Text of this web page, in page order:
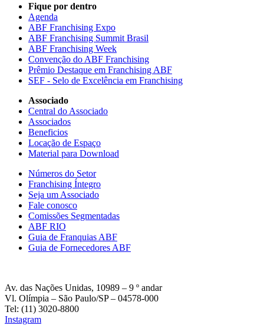
Fique por dentro
Agenda
ABF Franchising Expo
ABF Franchising Summit Brasil
ABF Franchising Week
Convenção do ABF Franchising
Prêmio Destaque em Franchising ABF
SEF - Selo de Excelência em Franchising
Associado
Central do Associado
Associados
Beneficios
Locação de Espaço
Material para Download
Números do Setor
Franchising Íntegro
Seja um Associado
Fale conosco
Comissões Segmentadas
ABF RIO
Guia de Franquias ABF
Guia de Fornecedores ABF
Av. das Nações Unidas, 10989 – 9 º andar
Vl. Olímpia – São Paulo/SP – 04578-000
Tel: (11) 3020-8800
Instagram